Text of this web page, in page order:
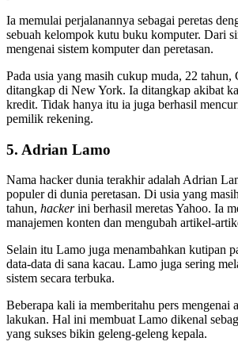
Ia memulai perjalanannya sebagai peretas
sebuah kelompok kutu buku komputer. Dari
mengenai sistem komputer dan peretasan.
Pada usia yang masih cukup muda, 22 tahun,
ditangkap di New York. Ia ditangkap akibat
kredit. Tidak hanya itu ia juga berhasil
pemilik rekening.
5. Adrian Lamo
Nama hacker dunia terakhir adalah Adrian
populer di dunia peretasan. Di usia yang
tahun, hackerini berhasil meretas Yahoo. Ia
manajemen konten dan mengubah artikel-
Selain itu Lamo juga menambahkan kutipan
data-data di sana kacau. Lamo juga sering
sistem secara terbuka.
Beberapa kali ia memberitahu pers mengenai
lakukan. Hal ini membuat Lamo dikenal
yang sukses bikin geleng-geleng kepala.